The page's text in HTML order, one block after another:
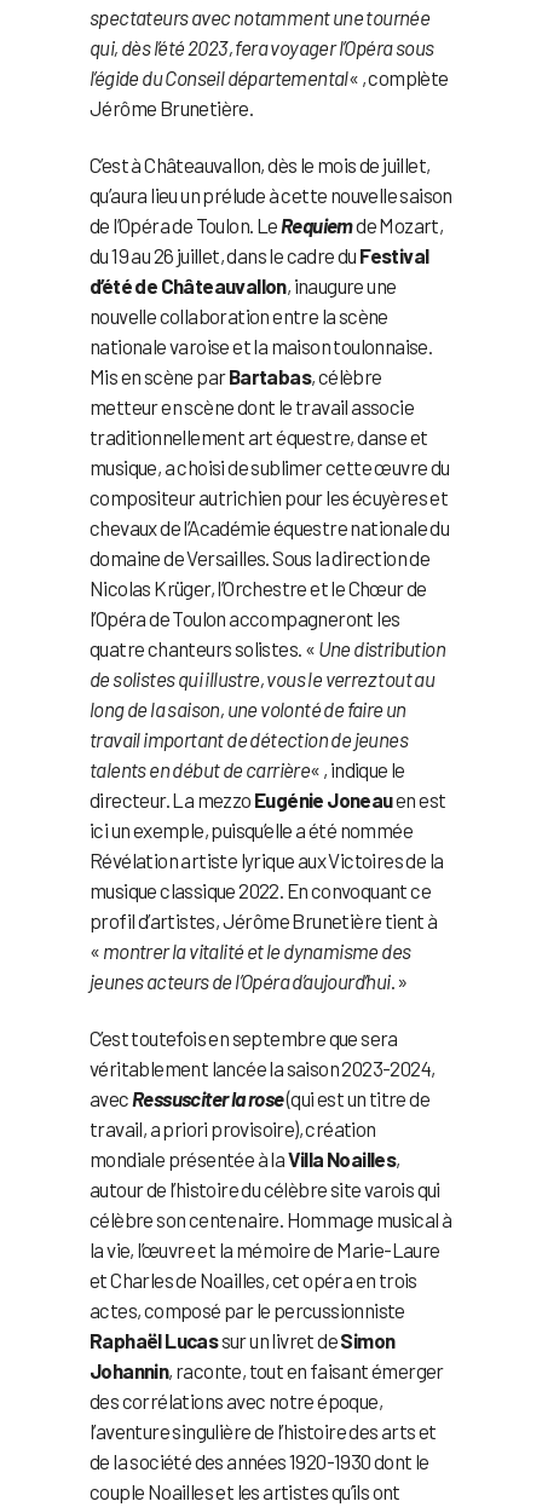
spectateurs avec notamment une tournée
qui, dès l’été 2023, fera voyager l’Opéra sous
l’égide du Conseil départemental« , complète
Jérôme Brunetière.
C’est à Châteauvallon, dès le mois de juillet,
qu’aura lieu un prélude à cette nouvelle saison
de l’Opéra de Toulon. Le Requiemde Mozart,
du 19 au 26 juillet, dans le cadre du Festival
d’été de Châteauvallon, inaugure une
nouvelle collaboration entre la scène
nationale varoise et la maison toulonnaise.
Mis en scène parBartabas, célèbre
metteur en scène dont le travail associe
traditionnellement art équestre, danse et
musique, a choisi de sublimer cette œuvre du
compositeur autrichien pour les écuyères et
chevaux de l’Académie équestre nationale du
domaine de Versailles. Sous la direction de
Nicolas Krüger, l’Orchestre et le Chœur de
l’Opéra de Toulon accompagneront les
quatre chanteurs solistes. « Une distribution
de solistes qui illustre, vous le verrez tout au
long de la saison, une volonté de faire un
travail important de détection de jeunes
talents en début de carrière« , indique le
directeur. La mezzo Eugénie Joneauen est
ici un exemple, puisqu’elle a été nommée
Révélation artiste lyrique aux Victoires de la
musique classique 2022. En convoquant ce
profil d’artistes, Jérôme Brunetière tient à
« montrer la vitalité et le dynamisme des
jeunes acteurs de l’Opéra d’aujourd’hui. »
C’est toutefois en septembre que sera
véritablement lancée la saison 2023-2024,
avec Ressusciter la rose(qui est un titre de
travail, a priori provisoire), création
mondiale présentée à laVilla Noailles,
autour de l’histoire du célèbre site varois qui
célèbre son centenaire. Hommage musical à
la vie, l’œuvre et la mémoire de Marie-Laure
et Charles de Noailles, cet opéra en trois
actes, composé par le percussionniste
Raphaël Lucassur un livret deSimon
Johannin, raconte, tout en faisant émerger
des corrélations avec notre époque,
l’aventure singulière de l’histoire des arts et
de la société des années 1920-1930 dont le
couple Noailles et les artistes qu’ils ont